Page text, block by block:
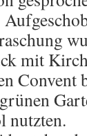
mit
nutzten.